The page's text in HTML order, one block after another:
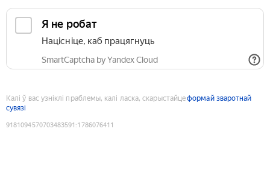
Я не робат
Націсніце, каб працягнуць
SmartCaptcha by Yandex Cloud
Калі ў вас узніклі праблемы, калі ласка, скарыстайцеформай зваротнай
сувязі
9181094570703483591 :1786076411